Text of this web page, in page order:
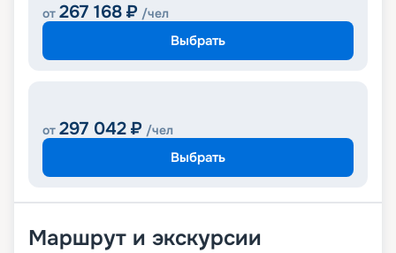
от 267 168 ₽ /чел
Выбрать
от 297 042 ₽ /чел
Выбрать
Маршрут и экскурсии